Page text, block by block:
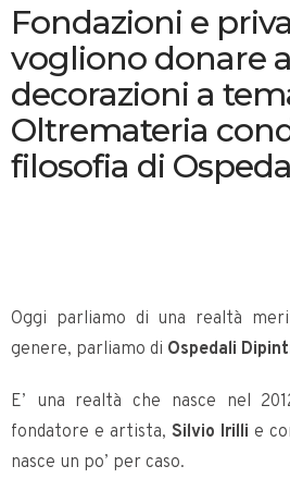
Fondazioni e
vogliono donare
decorazioni a
Oltremateria
filosofia di
Oggi parliamo di una realtà
genere, parliamo di Ospedali
E’ una realtà che nasce nel
fondatore e artista, Silvio Irilli e
nasce un po’ per caso.